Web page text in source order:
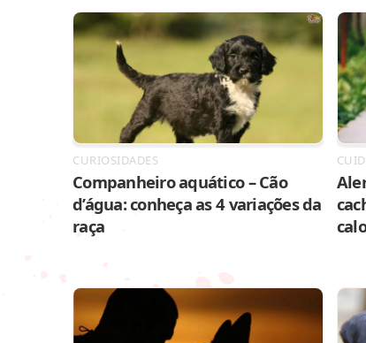
CURIOSIDADES
Companheiro aquático – Cão
d’água: conheça as 4 variações da
raça